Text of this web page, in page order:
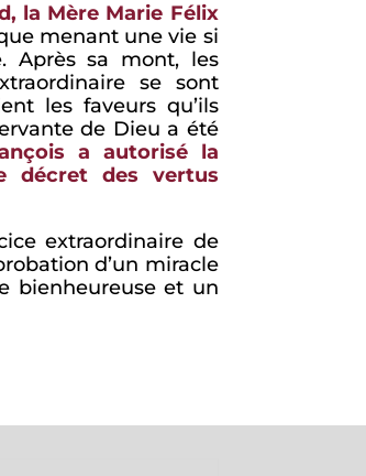
la Mère Marie Félix
menant une vie si
Après sa mont, les
se sont
les faveurs qu’ils
de Dieu a été
a autorisé la
décret des vertus
extraordinaire de
d’un miracle
bienheureuse et un